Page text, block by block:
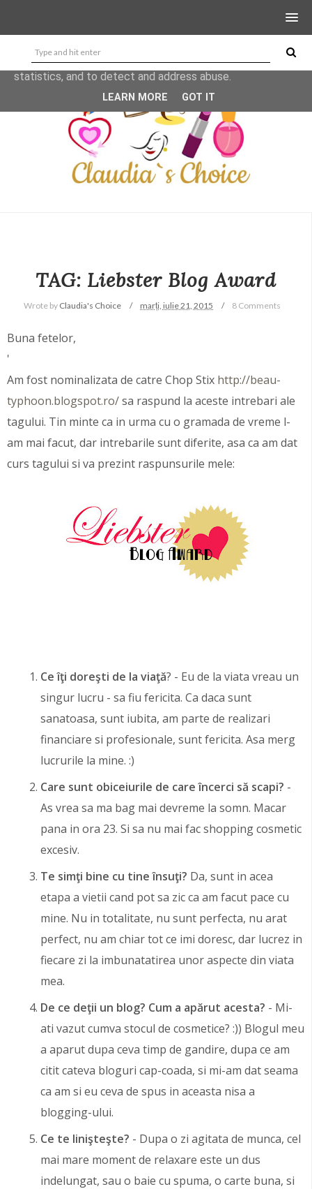
TAG: Liebster Blog Award
Wrote by Claudia's Choice marți, iulie 21, 2015 8 Comments
Buna fetelor,
'
Am fost nominalizata de catre Chop Stix http://beau-
typhoon.blogspot.ro/sa raspund la aceste intrebari ale
tagului. Tin minte ca in urma cu o gramada de vreme l-
am mai facut, dar intrebarile sunt diferite, asa ca am dat
curs tagului si va prezint raspunsurile mele:
Ce îţi doreşti de la viaţă? - Eu de la viata vreau un
singur lucru - sa fiu fericita. Ca daca sunt
sanatoasa, sunt iubita, am parte de realizari
financiare si profesionale, sunt fericita. Asa merg
lucrurile la mine. :)
Care sunt obiceiurile de care încerci să scapi? -
As vrea sa ma bag mai devreme la somn. Macar
pana in ora 23. Si sa nu mai fac shopping cosmetic
excesiv.
Te simţi bine cu tine însuţi? Da, sunt in acea
etapa a vietii cand pot sa zic ca am facut pace cu
mine. Nu in totalitate, nu sunt perfecta, nu arat
perfect, nu am chiar tot ce imi doresc, dar lucrez in
fiecare zi la imbunatatirea unor aspecte din viata
mea.
De ce deţii un blog? Cum a apărut acesta? - Mi-
ati vazut cumva stocul de cosmetice? :)) Blogul meu
a aparut dupa ceva timp de gandire, dupa ce am
citit cateva bloguri cap-coada, si mi-am dat seama
ca am si eu ceva de spus in aceasta nisa a
blogging-ului.
Ce te linişteşte? - Dupa o zi agitata de munca, cel
mai mare moment de relaxare este un dus
indelungat, sau o baie cu spuma, o carte buna, si
This site uses cookies from Google to deliver its services
and to analyze traffic. Your IP address and user-agent are
shared with Google along with performance and security
metrics to ensure quality of service, generate usage
statistics, and to detect and address abuse.
LEARN MORE GOT IT